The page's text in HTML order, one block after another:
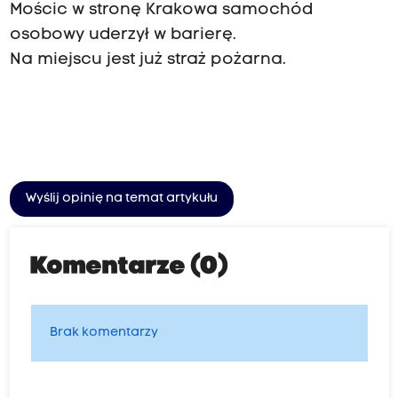
Mościc w stronę Krakowa samochód
osobowy uderzył w barierę.
Na miejscu jest już straż pożarna.
Wyślij opinię na temat artykułu
Komentarze (0)
Brak komentarzy